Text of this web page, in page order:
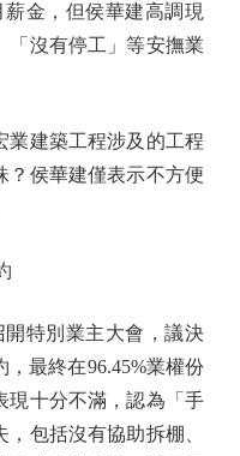
金，但侯華建高調現
「沒有停工」等安撫業
建築工程涉及的工程
？侯華建僅表示不方便
特別業主大會，議決
最終在96.45%業權份
現十分不滿，認為「手
包括沒有協助拆棚、